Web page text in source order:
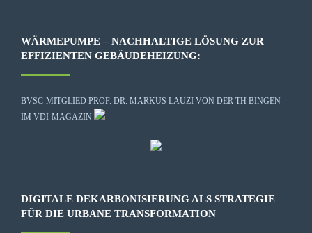
WÄRMEPUMPE – NACHHALTIGE LÖSUNG ZUR
EFFIZIENTEN GEBÄUDEHEIZUNG:
BVSC-MITGLIED PROF. DR. MARKUS LAUZI VON DER TH BINGEN
IM VDI-MAGAZIN
DIGITALE DEKARBONISIERUNG ALS STRATEGIE
FÜR DIE URBANE TRANSFORMATION